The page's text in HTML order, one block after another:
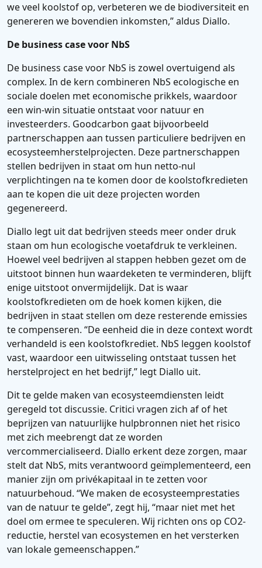
we veel koolstof op, verbeteren we de biodiversiteit en
genereren we bovendien inkomsten,” aldus Diallo.
De business case voor NbS
De business case voor NbS is zowel overtuigend als
complex. In de kern combineren NbS ecologische en
sociale doelen met economische prikkels, waardoor
een win-win situatie ontstaat voor natuur en
investeerders. Goodcarbon gaat bijvoorbeeld
partnerschappen aan tussen particuliere bedrijven en
ecosysteemherstelprojecten. Deze partnerschappen
stellen bedrijven in staat om hun netto-nul
verplichtingen na te komen door de koolstofkredieten
aan te kopen die uit deze projecten worden
gegenereerd.
Diallo legt uit dat bedrijven steeds meer onder druk
staan om hun ecologische voetafdruk te verkleinen.
Hoewel veel bedrijven al stappen hebben gezet om de
uitstoot binnen hun waardeketen te verminderen, blijft
enige uitstoot onvermijdelijk. Dat is waar
koolstofkredieten om de hoek komen kijken, die
bedrijven in staat stellen om deze resterende emissies
te compenseren. “De eenheid die in deze context wordt
verhandeld is een koolstofkrediet. NbS leggen koolstof
vast, waardoor een uitwisseling ontstaat tussen het
herstelproject en het bedrijf,” legt Diallo uit.
Dit te gelde maken van ecosysteemdiensten leidt
geregeld tot discussie. Critici vragen zich af of het
beprijzen van natuurlijke hulpbronnen niet het risico
met zich meebrengt dat ze worden
vercommercialiseerd. Diallo erkent deze zorgen, maar
stelt dat NbS, mits verantwoord geïmplementeerd, een
manier zijn om privékapitaal in te zetten voor
natuurbehoud. “We maken de ecosysteemprestaties
van de natuur te gelde”, zegt hij, “maar niet met het
doel om ermee te speculeren. Wij richten ons op CO2-
reductie, herstel van ecosystemen en het versterken
van lokale gemeenschappen.”